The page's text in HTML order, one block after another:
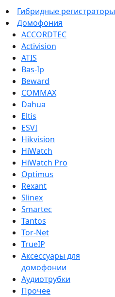
Гибридные регистраторы
Домофония
ACCORDTEC
Activision
ATIS
Bas-Ip
Beward
COMMAX
Dahua
Eltis
ESVI
Hikvision
HiWatch
HiWatch Pro
Optimus
Rexant
Slinex
Smartec
Tantos
Tor-Net
TrueIP
Аксессуары для
домофонии
Аудиотрубки
Прочее